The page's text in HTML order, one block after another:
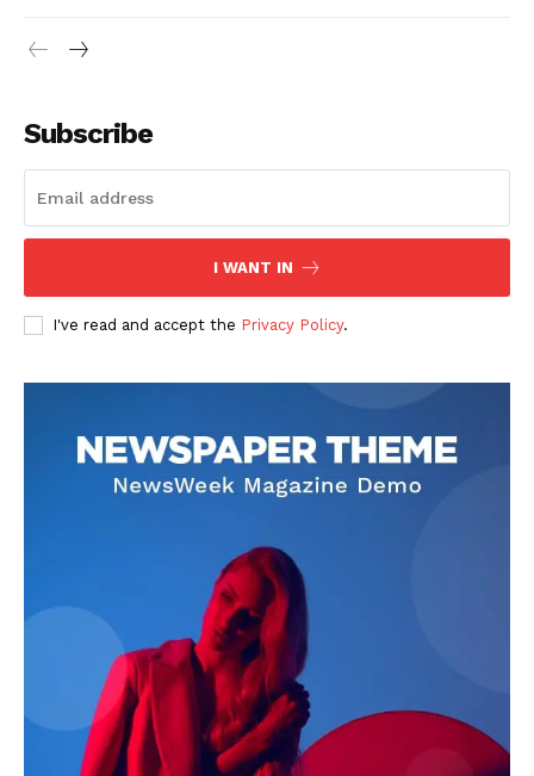
DOWNLOAD NOW
AIN NEWS 1
Contact Us
About Us
Privacy Policy
Terms of Use Agreement
Subscribe
I WANT IN
I've read and accept the Privacy Policy.